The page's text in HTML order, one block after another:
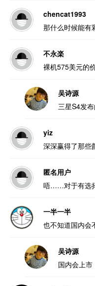
chencat1993
那什么时候能有
不永楽
裸机575美元的
吴诗源
三星S4发
yiz
深深赢得了那些
匿名用户
唔……对于有选
一半一半
也不知道国内会
吴诗源
国内会上市